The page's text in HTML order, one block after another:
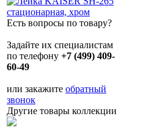
Есть вопросы по товару?
Задайте их специалистам
по телефону +7 (499) 409-
60-49
или закажите обратный
звонок
Другие товары коллекции